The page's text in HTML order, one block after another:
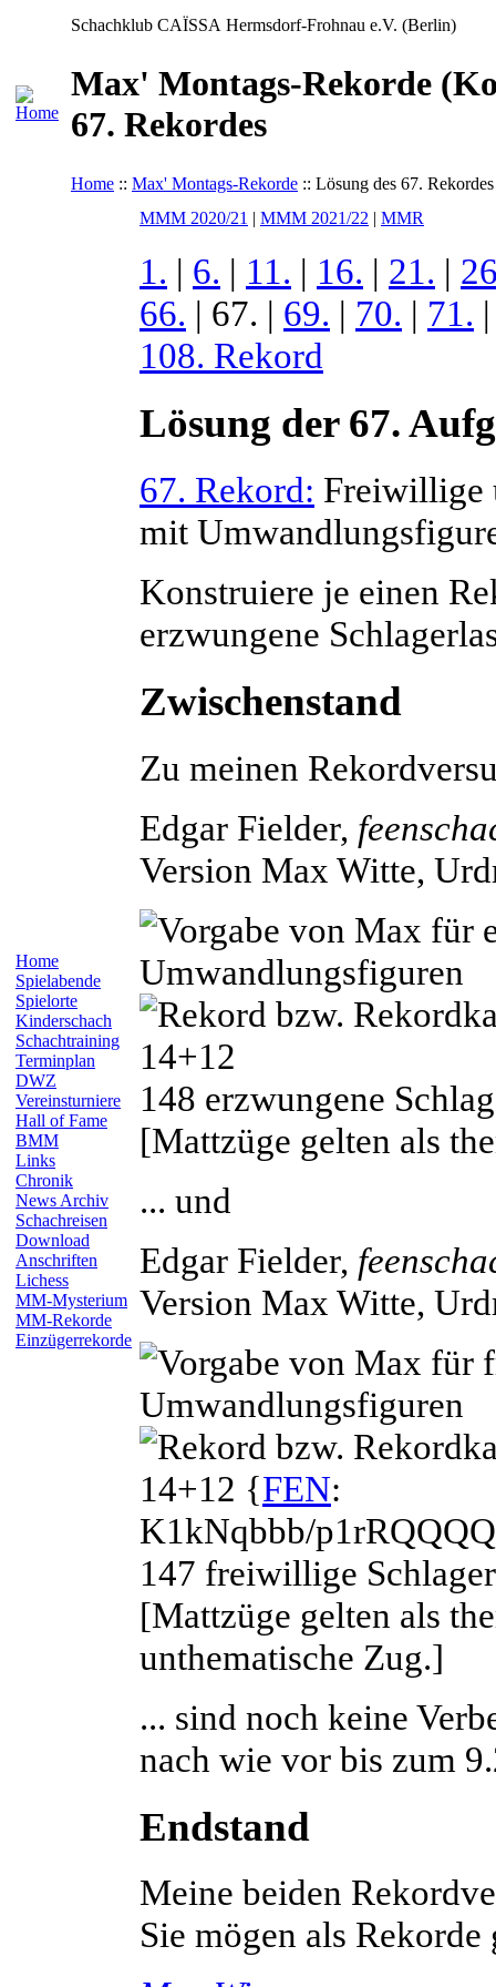
Schachklub CAÏSSA Hermsdorf-Frohnau e.V. (Berlin)
Max' Montags-Rekorde
67. Rekordes
Home :: Max' Montags-Rekorde :: Lösung des 67. Rekordes
Home
Spielabende
Spielorte
Kinderschach
Schachtraining
Terminplan
DWZ
Vereinsturniere
Hall of Fame
BMM
Links
Chronik
News Archiv
Schachreisen
Download
Anschriften
Lichess
MM-Mysterium
MM-Rekorde
Einzügerrekorde
MMM 2020/21 | MMM 2021/22 | MMR
1. | 6. | 11. | 16. | 21. |
66. | 67. | 69. | 70. | 71.
108. Rekord
Lösung der 67.
67. Rekord: Freiwillige
mit
Konstruiere je einen
erzwungene
Zwischenstand
Zu meinen
Edgar Fielder,
Version Max Witte,
14+12
148 erzwungene
[Mattzüge gelten als
... und
Edgar Fielder,
Version Max Witte,
14+12 {FEN:
K1kNqbbb/
147 freiwillige
[Mattzüge gelten als
unthematische Zug.]
... sind noch keine
nach wie vor bis zum
Endstand
Meine beiden
Sie mögen als Rekorde